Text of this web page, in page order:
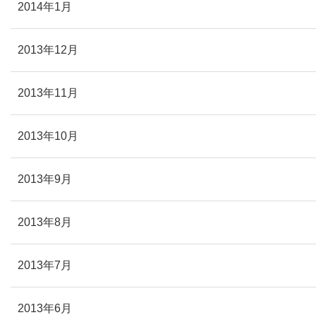
2014年1月
2013年12月
2013年11月
2013年10月
2013年9月
2013年8月
2013年7月
2013年6月